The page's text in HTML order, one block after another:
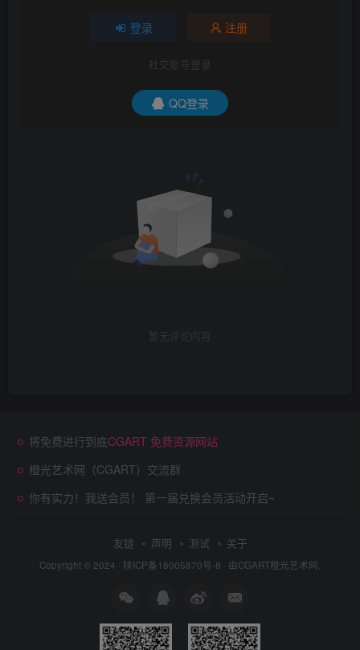
登录 注册
社交账号登录
QQ登录
暂无评论内容
将免费进行到底CGART 免费资源网站
橙光艺术网（CGART）交流群
你有实力！我送会员！ 第一届兑换会员活动开启~
友链 声明 测试 关于
Copyright © 2024 · 陕ICP备18005870号-8 · 由CGART橙光艺术网.